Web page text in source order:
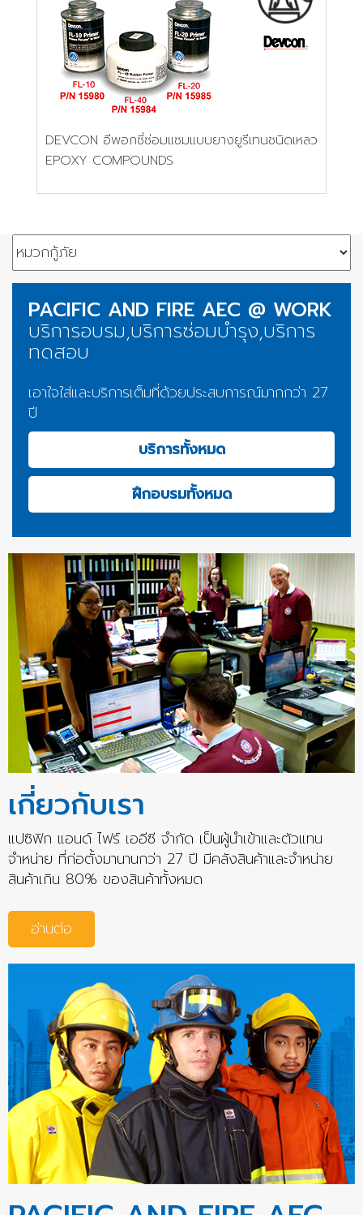
DEVCON อีพอกซี่ซ่อมแซมแบบยางยูรีเทนชนิดเหลว
EPOXY COMPOUNDS
PACIFIC AND FIRE AEC @ WORK
บริการอบรม,บริการซ่อมบำรุง,บริการ
ทดสอบ
เอาใจใส่และบริการเต็มที่ด้วยประสบการณ์มากกว่า 27
ปี
บริการทั้งหมด
ฝึกอบรมทั้งหมด
เกี่ยวกับเรา
แปซิฟิก แอนด์ ไฟร์ เออีซี จำกัด เป็นผู้นำเข้าและตัวแทน
จำหน่าย ที่ก่อตั้งมานานกว่า 27 ปี มีคลังสินค้าและจำหน่าย
สินค้าเกิน 80% ของสินค้าทั้งหมด
อ่านต่อ